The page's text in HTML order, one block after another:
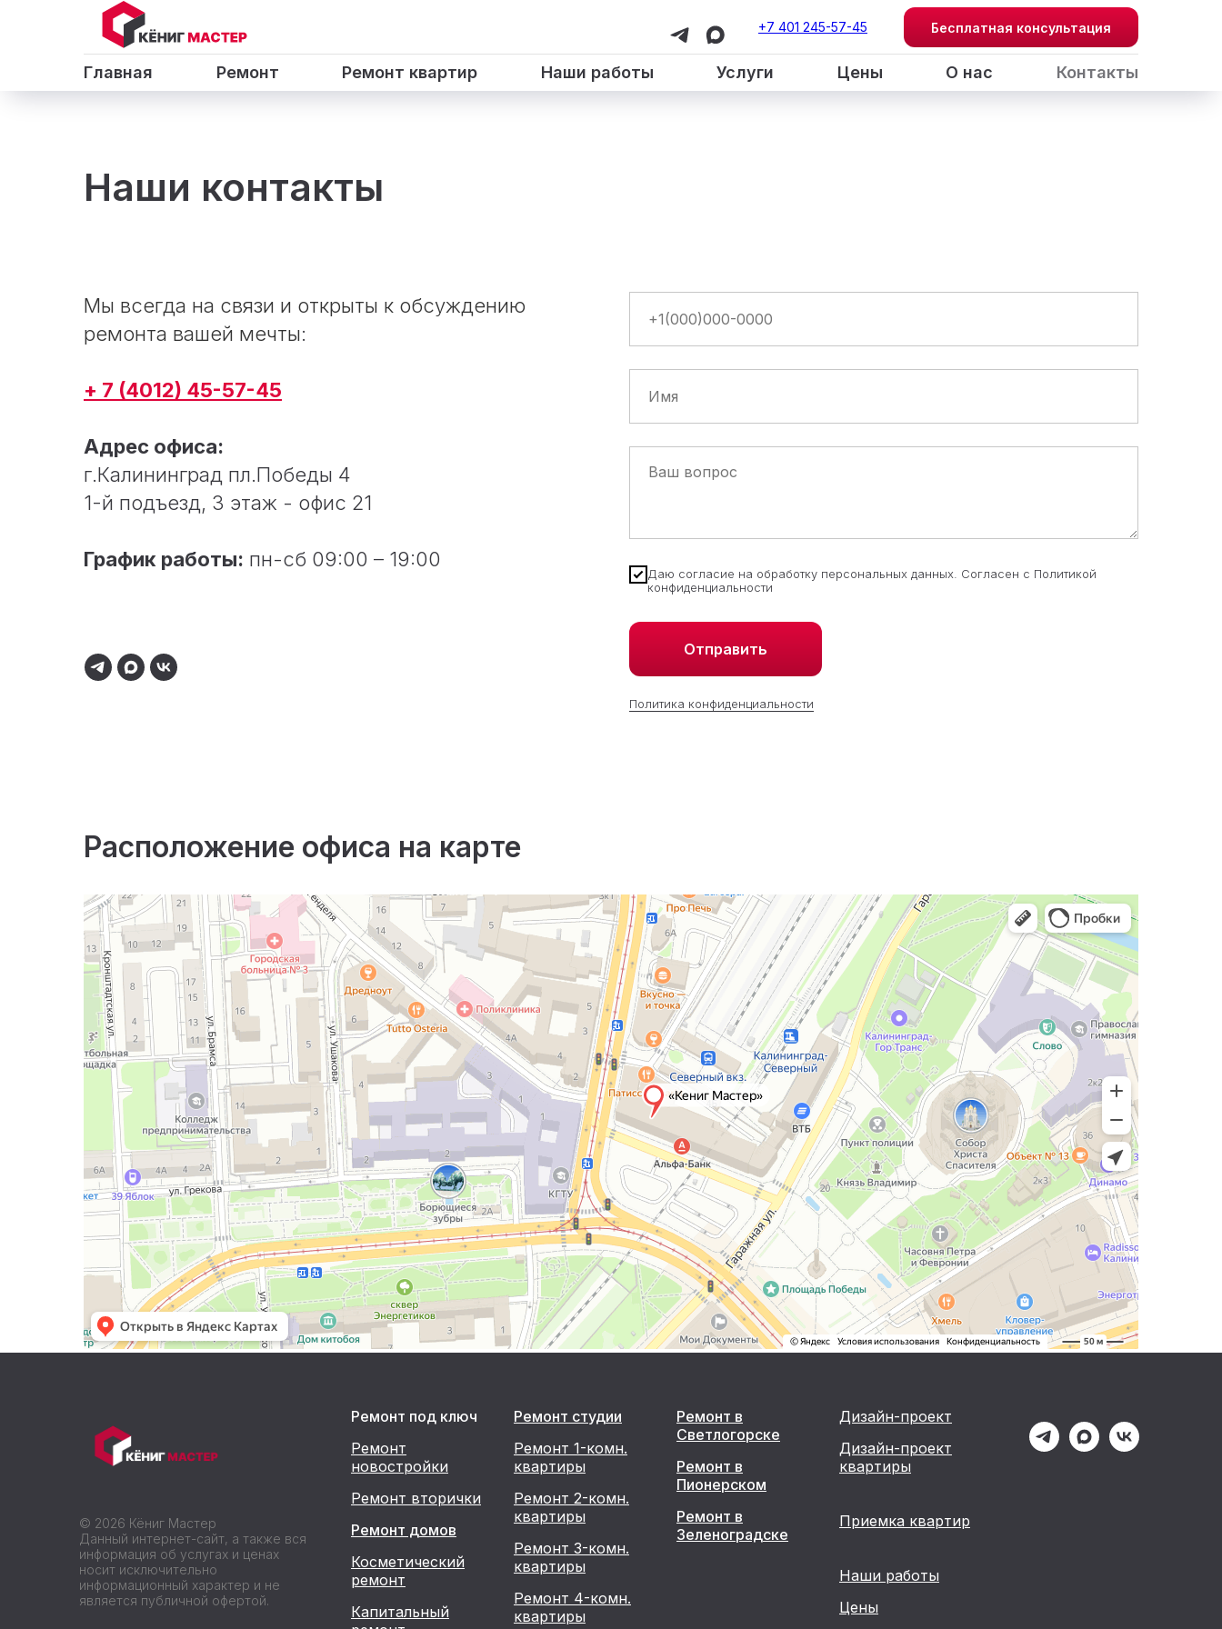
+7 401 245-57-45 Бесплатная консультация
Главная Ремонт Ремонт квартир Наши работы Услуги Цены О нас Контакты
Наши контакты
Мы всегда на связи и открыты к обсуждению
ремонта вашей мечты:
+ 7 (4012) 45-57-45
Адрес офиса:
г.Калининград пл.Победы 4
1-й подъезд, 3 этаж - офис 21
График работы: пн-сб 09:00 – 19:00
Даю согласие на обработку персональных данных. Согласен с Политикой
конфиденциальности
Отправить
Политика конфиденциальности
Расположение офиса на карте
© 2026 Кёниг Мастер
Данный интернет-сайт, а также вся
информация об услугах и ценах
носит исключительно
информационный характер и не
является публичной офертой.
Ремонт под ключ
Ремонт
новостройки
Ремонт вторички
Ремонт домов
Косметический
ремонт
Капитальный
Ремонт студии
Ремонт 1-комн.
квартиры
Ремонт 2-комн.
квартиры
Ремонт 3-комн.
квартиры
Ремонт 4-комн.
квартиры
Ремонт в
Светлогорске
Ремонт в
Пионерском
Ремонт в
Зеленоградске
Дизайн-проект
Дизайн-проект
квартиры
Приемка квартир
Наши работы
Цены